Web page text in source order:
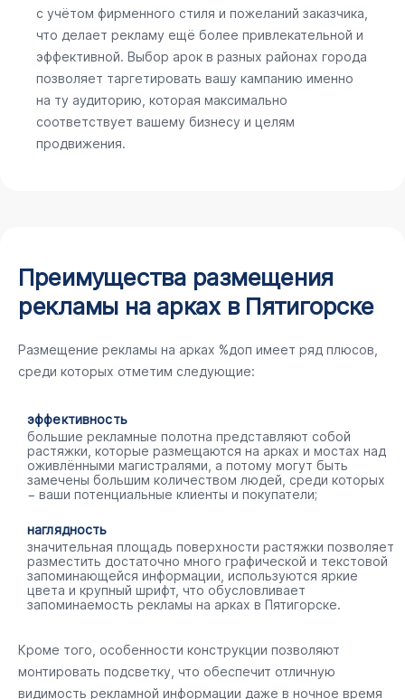
с учётом фирменного стиля и пожеланий заказчика,
что делает рекламу ещё более привлекательной и
эффективной. Выбор арок в разных районах города
позволяет таргетировать вашу кампанию именно
на ту аудиторию, которая максимально
соответствует вашему бизнесу и целям
продвижения.
Преимущества размещения
рекламы на арках в Пятигорске
Размещение рекламы на арках %доп имеет ряд плюсов,
среди которых отметим следующие:
эффективность
большие рекламные полотна представляют собой
растяжки, которые размещаются на арках и мостах над
оживлёнными магистралями, а потому могут быть
замечены большим количеством людей, среди которых
− ваши потенциальные клиенты и покупатели;
наглядность
значительная площадь поверхности растяжки позволяет
разместить достаточно много графической и текстовой
запоминающейся информации, используются яркие
цвета и крупный шрифт, что обусловливает
запоминаемость рекламы на арках в Пятигорске.
Кроме того, особенности конструкции позволяют
монтировать подсветку, что обеспечит отличную
видимость рекламной информации даже в ночное время